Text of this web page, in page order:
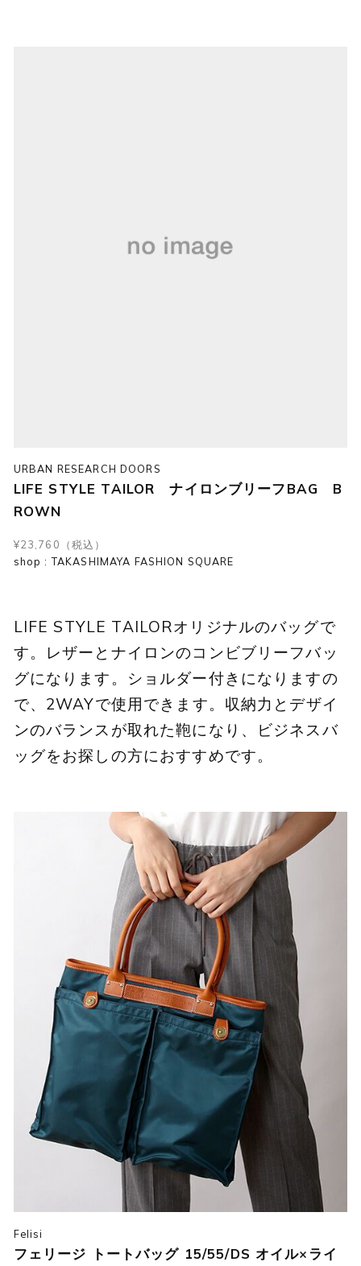
URBAN RESEARCH DOORS
LIFE STYLE TAILOR ナイロンブリーフBAG B
ROWN
¥23,760（税込）
shop : TAKASHIMAYA FASHION SQUARE
LIFE STYLE TAILORオリジナルのバッグで
す。レザーとナイロンのコンビブリーフバッ
グになります。ショルダー付きになりますの
で、2WAYで使用できます。収納力とデザイ
ンのバランスが取れた鞄になり、ビジネスバ
ッグをお探しの方におすすめです。
Felisi
フェリージ トートバッグ 15/55/DS オイル×ライ